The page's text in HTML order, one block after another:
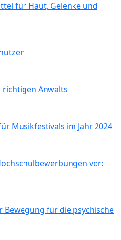
für Haut, Gelenke und
richtigen Anwalts
Musikfestivals im Jahr 2024
vor:
Bewegung für die psychische